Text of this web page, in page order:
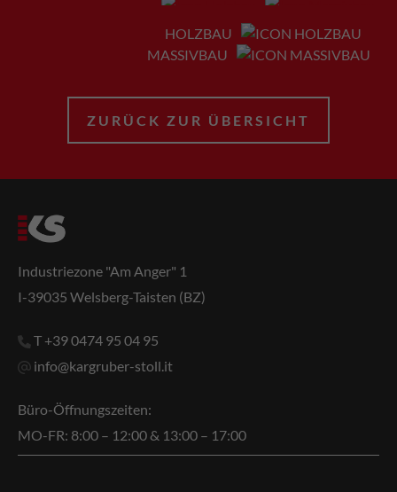
HOLZBAU
MASSIVBAU
ZURÜCK ZUR ÜBERSICHT
Industriezone "Am Anger" 1
I-39035 Welsberg-Taisten (BZ)
T +39 0474 95 04 95
info@kargruber-stoll.it
Büro-Öffnungszeiten:
MO-FR: 8:00 – 12:00 & 13:00 – 17:00